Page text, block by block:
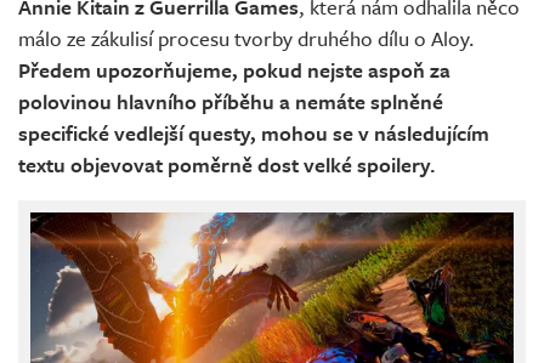
Annie Kitain z Guerrilla Games, která nám odhalila něco
málo ze zákulisí procesu tvorby druhého dílu o Aloy.
Předem upozorňujeme, pokud nejste aspoň za
polovinou hlavního příběhu a nemáte splněné
specifické vedlejší questy, mohou se v následujícím
textu objevovat poměrně dost velké spoilery.